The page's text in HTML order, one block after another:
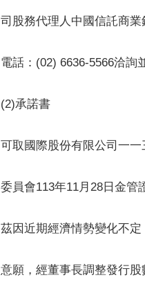
司股務代理人中國信託商
電話：(02) 6636-5566洽詢
(2)承諾書
可取國際股份有限公司一
委員會113年11月28日金管
茲因近期經濟情勢變化不
意願，經董事長調整發行